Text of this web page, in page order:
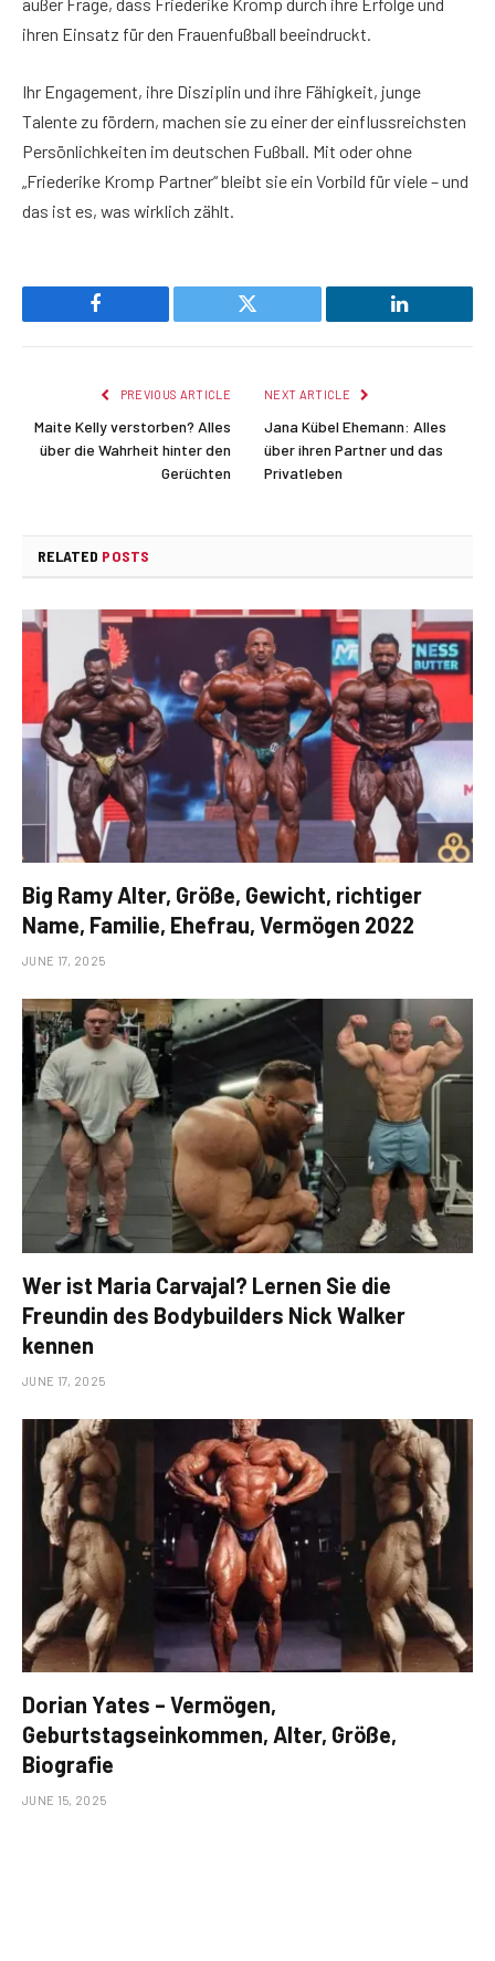
ihren Einsatz für den Frauenfußball beeindruckt.
Ihr Engagement, ihre Disziplin und ihre Fähigkeit, junge
Talente zu fördern, machen sie zu einer der einflussreichsten
Persönlichkeiten im deutschen Fußball. Mit oder ohne
„Friederike Kromp Partner“ bleibt sie ein Vorbild für viele – und
das ist es, was wirklich zählt.
Facebook Twitter LinkedIn
PREVIOUS ARTICLE
Maite Kelly verstorben? Alles
über die Wahrheit hinter den
Gerüchten
NEXT ARTICLE
Jana Kübel Ehemann: Alles
über ihren Partner und das
Privatleben
RELATED POSTS
Big Ramy Alter, Größe, Gewicht, richtiger
Name, Familie, Ehefrau, Vermögen 2022
JUNE 17, 2025
Wer ist Maria Carvajal? Lernen Sie die
Freundin des Bodybuilders Nick Walker
kennen
JUNE 17, 2025
Dorian Yates – Vermögen,
Geburtstagseinkommen, Alter, Größe,
Biografie
JUNE 15, 2025